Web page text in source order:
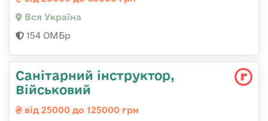
Вся Україна
154 ОМБр
Санітарний інструктор,
Військовий
від 25000 до 125000 грн